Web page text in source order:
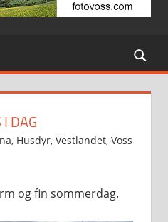
DAG
, Husdyr, Vestlandet, Voss
og fin sommerdag.